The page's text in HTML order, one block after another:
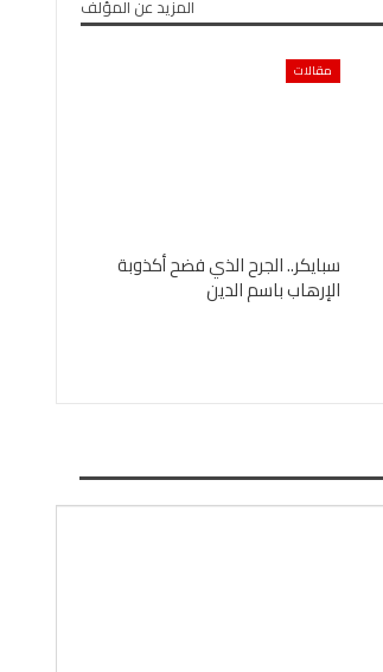
المزيد عن المؤلف
مقالات
سبايكر.. الجرح الذي فضح أكذوبة
الإرهاب باسم الدين